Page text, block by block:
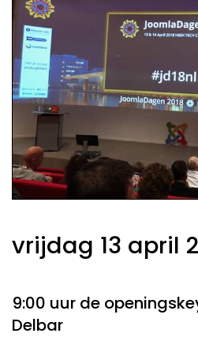
vrijdag 13 april
9:00 uur de
Delbar